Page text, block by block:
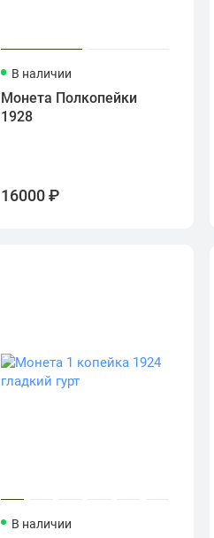
В наличии
Монета Полкопейки
1928
16000 ₽
В наличии